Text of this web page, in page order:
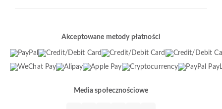
Akceptowane metody płatności
Media społecznościowe